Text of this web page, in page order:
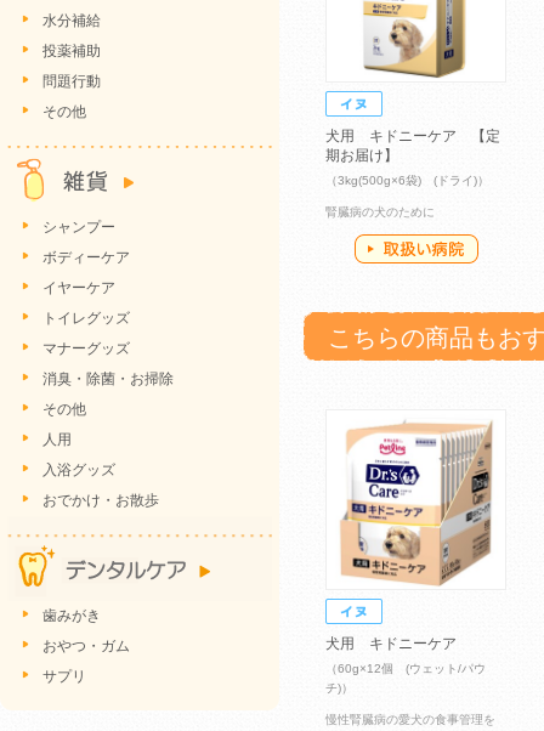
犬用 キドニーケア 【定
期お届け】
（3kg(500g×6袋) (ドライ)）
腎臓病の犬のために
こちらの商品もお
犬用 キドニーケア
（60g×12個 (ウェット/パウ
チ)）
慢性腎臓病の愛犬の食事管理を
水分補給
投薬補助
問題行動
その他
シャンプー
ボディーケア
イヤーケア
トイレグッズ
マナーグッズ
消臭・除菌・お掃除
その他
人用
入浴グッズ
おでかけ・お散歩
歯みがき
おやつ・ガム
サプリ